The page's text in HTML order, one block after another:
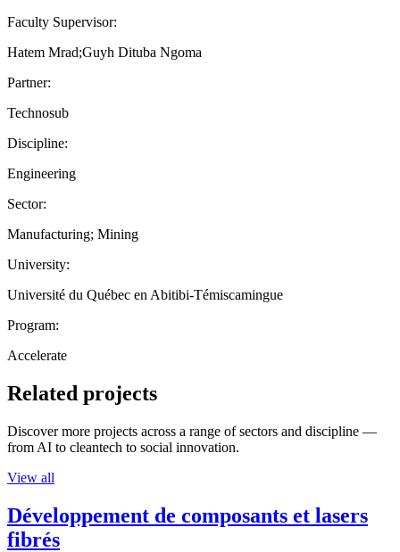
Faculty Supervisor:
Hatem Mrad;Guyh Dituba Ngoma
Partner:
Technosub
Discipline:
Engineering
Sector:
Manufacturing; Mining
University:
Université du Québec en Abitibi-Témiscamingue
Program:
Accelerate
Related projects
Discover more projects across a range of sectors and discipline —
from AI to cleantech to social innovation.
View all
Développement de composants et lasers
fibrés